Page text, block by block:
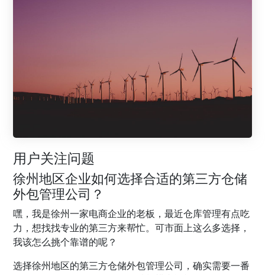
用户关注问题
徐州地区企业如何选择合适的第三方仓储
外包管理公司？
嘿，我是徐州一家电商企业的老板，最近仓库管理有点吃
力，想找找专业的第三方来帮忙。可市面上这么多选择，
我该怎么挑个靠谱的呢？
选择徐州地区的第三方仓储外包管理公司，确实需要一番